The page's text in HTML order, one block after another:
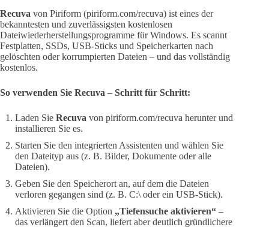
Recuva von Piriform (piriform.com/recuva) ist eines der
bekanntesten und zuverlässigsten kostenlosen
Dateiwiederherstellungsprogramme für Windows. Es scannt
Festplatten, SSDs, USB-Sticks und Speicherkarten nach
gelöschten oder korrumpierten Dateien – und das vollständig
kostenlos.
So verwenden Sie Recuva – Schritt für Schritt:
Laden Sie Recuva von piriform.com/recuva herunter und
installieren Sie es.
Starten Sie den integrierten Assistenten und wählen Sie
den Dateityp aus (z. B. Bilder, Dokumente oder alle
Dateien).
Geben Sie den Speicherort an, auf dem die Dateien
verloren gegangen sind (z. B. C:\ oder ein USB-Stick).
Aktivieren Sie die Option „Tiefensuche aktivieren“ –
das verlängert den Scan, liefert aber deutlich gründlichere